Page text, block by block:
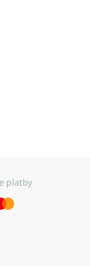
platby